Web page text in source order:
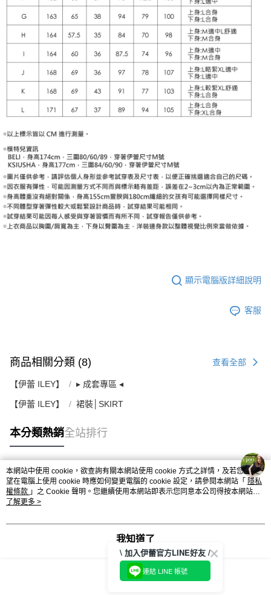
顯示電腦版詳細說明
客服
商品相關分類 (8) 查看全部
【伊蕾 ILEY】 ▸ 成套專區 ◂
【伊蕾 ILEY】 裙裝│SKIRT
本分類熱銷全站排行
熱門標籤
本網站中使用 cookie，欲查詢有關本網站使用 cookie 方式之詳情，及若您不希
望在電腦上使用 cookie 時應如何變更電腦的 cookie 設定，請參閱本網站「 隱私
權條款 」之 Cookie 聲明。您繼續使用本網站即表示您同意本公司得按本網站使
用條款之 Cookie 聲明使用 cookie。
了解更多 >
我知道了
\ 加入伊蕾官方LINE好友 /
連結 LINE 帳號